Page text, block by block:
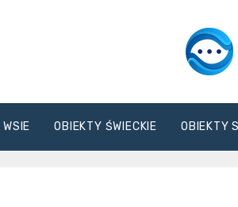
WSIE OBIEKTY ŚWIECKIE OBIEKTY